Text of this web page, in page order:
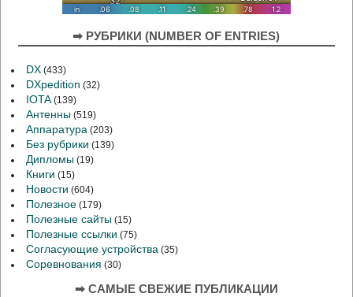
➡ РУБРИКИ (NUMBER OF ENTRIES)
DX (433)
DXpedition (32)
IOTA(139)
Антенны (519)
Аппаратура (203)
Без рубрики (139)
Дипломы (19)
Книги (15)
Новости (604)
Полезное (179)
Полезные сайты (15)
Полезные ссылки (75)
Согласующие устройства (35)
Соревнования (30)
➡ САМЫЕ СВЕЖИЕ ПУБЛИКАЦИИ